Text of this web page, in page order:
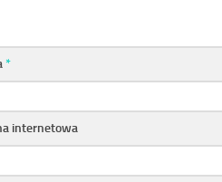
*
internetowa